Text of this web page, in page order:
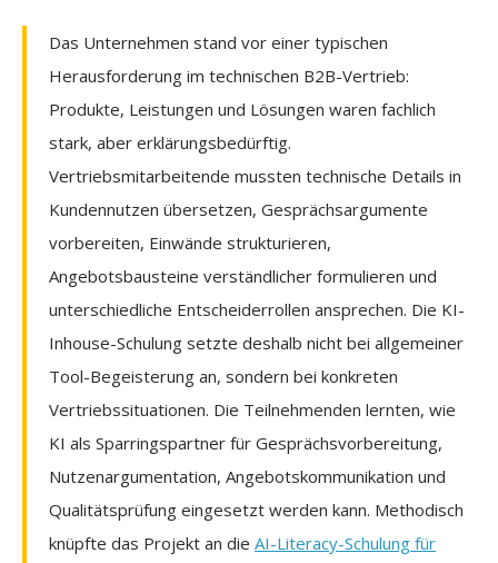
Das Unternehmen stand vor einer typischen
Herausforderung im technischen B2B-Vertrieb:
Produkte, Leistungen und Lösungen waren fachlich
stark, aber erklärungsbedürftig.
Vertriebsmitarbeitende mussten technische Details in
Kundennutzen übersetzen, Gesprächsargumente
vorbereiten, Einwände strukturieren,
Angebotsbausteine verständlicher formulieren und
unterschiedliche Entscheiderrollen ansprechen. Die KI-
Inhouse-Schulung setzte deshalb nicht bei allgemeiner
Tool-Begeisterung an, sondern bei konkreten
Vertriebssituationen. Die Teilnehmenden lernten, wie
KI als Sparringspartner für Gesprächsvorbereitung,
Nutzenargumentation, Angebotskommunikation und
Qualitätsprüfung eingesetzt werden kann. Methodisch
knüpfte das Projekt an die AI-Literacy-Schulung für